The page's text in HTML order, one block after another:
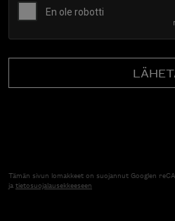
Tämän sivun lomakkeet on suojannut Googlen
jatietosuojalausekkeeseen